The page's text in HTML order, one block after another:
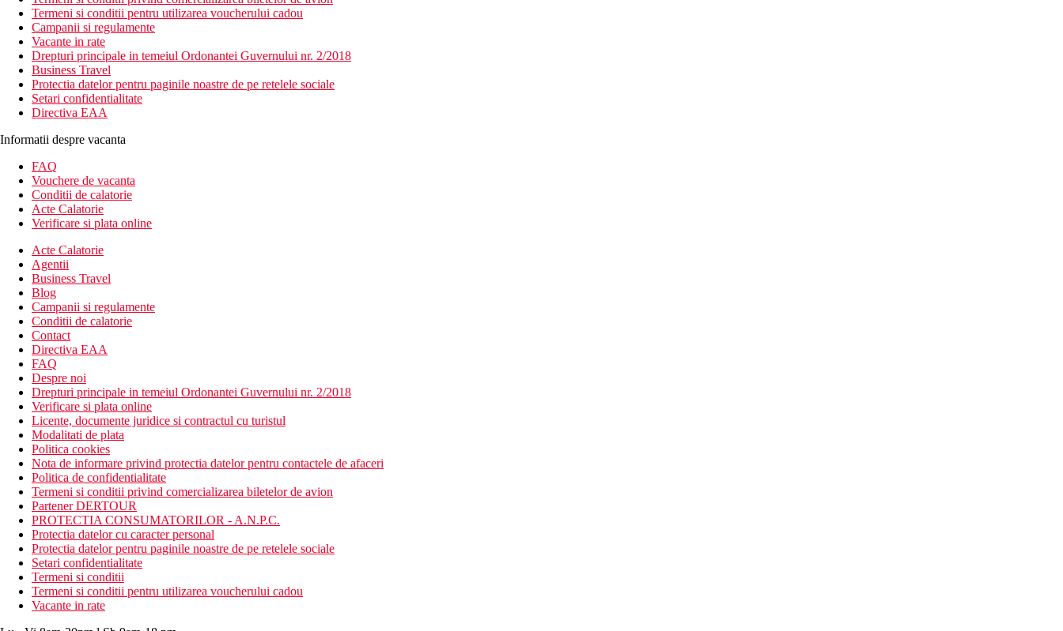
Termeni si conditii pentru utilizarea voucherului cadou
Campanii si regulamente
Vacante in rate
Drepturi principale in temeiul Ordonantei Guvernului nr. 2/2018
Business Travel
Protectia datelor pentru paginile noastre de pe retelele sociale
Setari confidentialitate
Directiva EAA
Informatii despre vacanta
FAQ
Vouchere de vacanta
Conditii de calatorie
Acte Calatorie
Verificare si plata online
Acte Calatorie
Agentii
Business Travel
Blog
Campanii si regulamente
Conditii de calatorie
Contact
Directiva EAA
FAQ
Despre noi
Drepturi principale in temeiul Ordonantei Guvernului nr. 2/2018
Verificare si plata online
Licente, documente juridice si contractul cu turistul
Modalitati de plata
Politica cookies
Nota de informare privind protectia datelor pentru contactele de afaceri
Politica de confidentialitate
Termeni si conditii privind comercializarea biletelor de avion
Partener DERTOUR
PROTECTIA CONSUMATORILOR - A.N.P.C.
Protectia datelor cu caracter personal
Protectia datelor pentru paginile noastre de pe retelele sociale
Setari confidentialitate
Termeni si conditii
Termeni si conditii pentru utilizarea voucherului cadou
Vacante in rate